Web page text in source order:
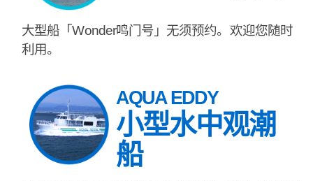
大型船「Wonder鸣门号」无须预约。欢迎您随时
利用。
AQUA EDDY
小型水中观潮
船